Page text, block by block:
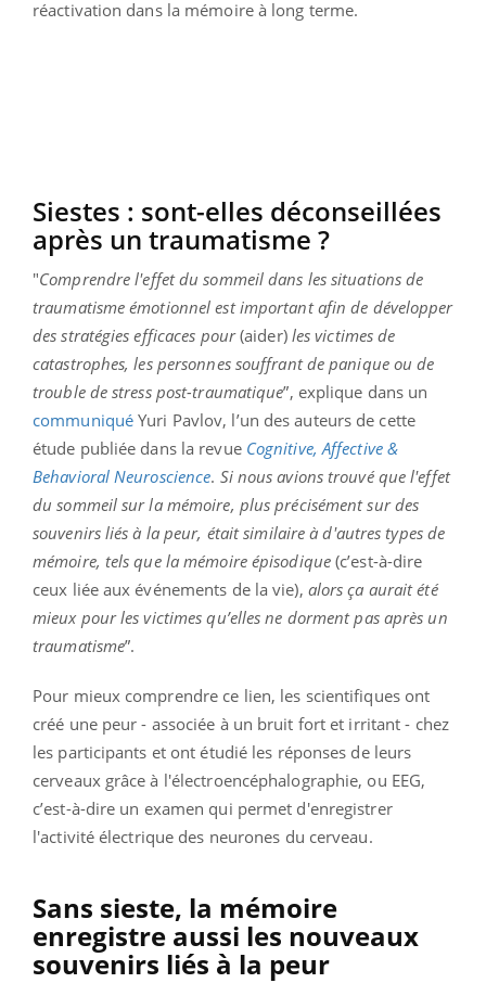
réactivation dans la mémoire à long terme.
Siestes : sont-elles déconseillées
après un traumatisme ?
"Comprendre l'effet du sommeil dans les situations de
traumatisme émotionnel est important afin de développer
des stratégies efficaces pour(aider) les victimes de
catastrophes, les personnes souffrant de panique ou de
trouble de stress post-traumatique”, explique dans un
communiqué Yuri Pavlov, l’un des auteurs de cette
étude publiée dans la revue Cognitive, Affective &
Behavioral Neuroscience. Si nous avions trouvé que l'effet
du sommeil sur la mémoire, plus précisément sur des
souvenirs liés à la peur, était similaire à d'autres types de
mémoire, tels que la mémoire épisodique(c’est-à-dire
ceux liée aux événements de la vie), alors ça aurait été
mieux pour les victimes qu’elles ne dorment pas après un
traumatisme”.
Pour mieux comprendre ce lien, les scientifiques ont
créé une peur - associée à un bruit fort et irritant - chez
les participants et ont étudié les réponses de leurs
cerveaux grâce à l'électroencéphalographie, ou EEG,
c’est-à-dire un examen qui permet d'enregistrer
l'activité électrique des neurones du cerveau.
Sans sieste, la mémoire
enregistre aussi les nouveaux
souvenirs liés à la peur